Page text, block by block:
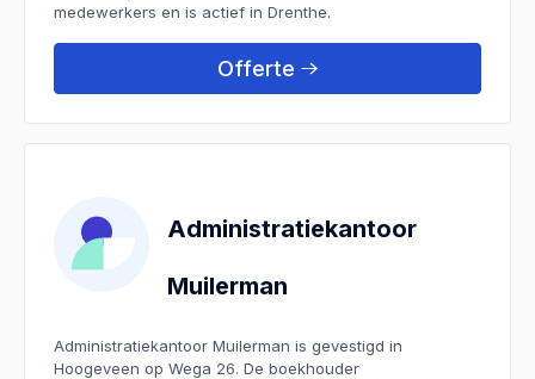
medewerkers en is actief in Drenthe.
Offerte
Administratiekantoor
Muilerman
Administratiekantoor Muilerman is gevestigd in
Hoogeveen op Wega 26. De boekhouder